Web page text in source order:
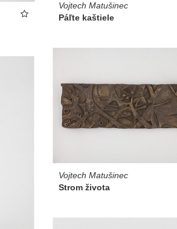
Vojtech Matušinec
Páľte kaštiele
Vojtech Matušinec
Strom života